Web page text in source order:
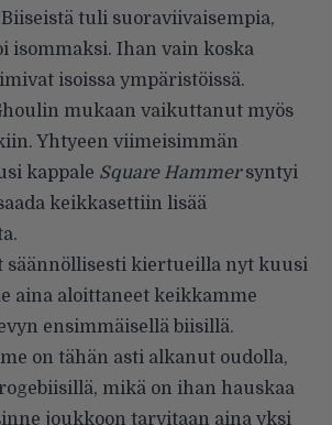
tuli suoraviivaisempia,
isommaksi. Ihan vain koska
isoissa ympäristöissä.
mukaan vaikuttanut myös
Yhtyeen viimeisimmän
kappale Square Hammersyntyi
keikkasettiin lisää
säännöllisesti kiertueilla nyt kuusi
aina aloittaneet keikkamme
ensimmäisellä biisillä.
on tähän asti alkanut oudolla,
mikä on ihan hauskaa
joukkoon tarvitaan aina yksi